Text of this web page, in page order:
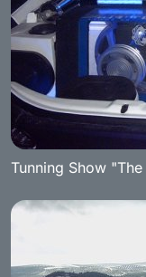
Tunning Show